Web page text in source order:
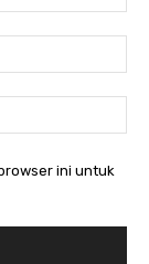
ini untuk